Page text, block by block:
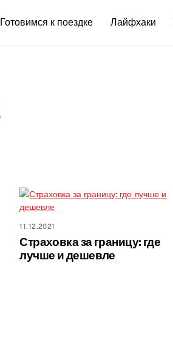
Готовимся к поездке Лайфхаки
11.12.2021
Страховка за границу: где
лучше и дешевле